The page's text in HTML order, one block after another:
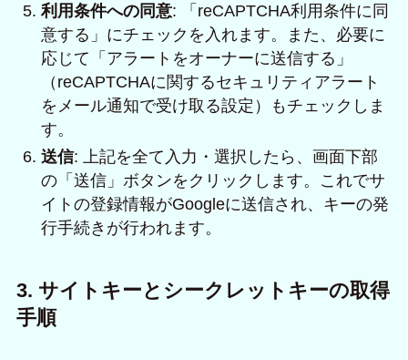
利用条件への同意: 「reCAPTCHA利用条件に同
意する」にチェックを入れます。また、必要に
応じて「アラートをオーナーに送信する」
（reCAPTCHAに関するセキュリティアラート
をメール通知で受け取る設定）もチェックしま
す。
送信: 上記を全て入力・選択したら、画面下部
の「送信」ボタンをクリックします。これでサ
イトの登録情報がGoogleに送信され、キーの発
行手続きが行われます。
3. サイトキーとシークレットキーの取得
手順